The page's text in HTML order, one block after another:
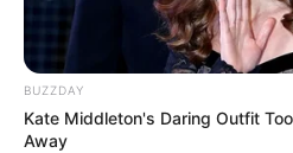
BUZZDAY
Kate Middleton's Daring Outfit
Away